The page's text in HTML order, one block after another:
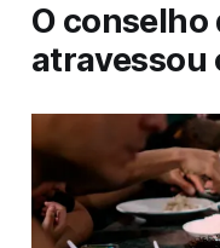
O conselho
atravessou